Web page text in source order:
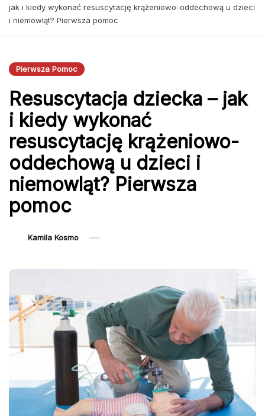
dziedziny
medycyny oraz
ratownictwa
jak i kiedy wykonać resuscytację krążeniowo-oddechową u dzieci
i niemowląt? Pierwsza pomoc
Pierwsza Pomoc
Resuscytacja dziecka – jak
i kiedy wykonać
resuscytację krążeniowo-
oddechową u dzieci i
niemowląt? Pierwsza
pomoc
Kamila Kosmo